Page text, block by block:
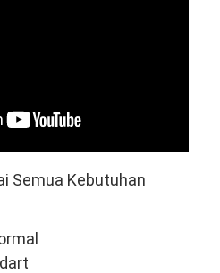
Semua Kebutuhan